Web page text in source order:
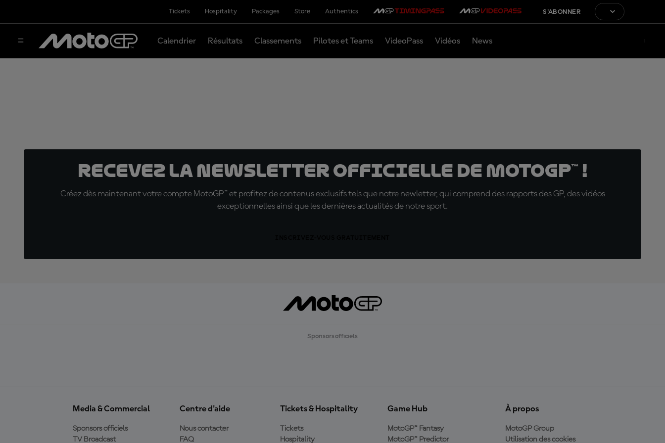
Tickets Hospitality Packages Store Authentics S'ABONNER
Calendrier Résultats Classements Pilotes et Teams VideoPass Vidéos News
Recevez la Newsletter officielle de MotoGP™ !
Créez dès maintenant votre compte MotoGP™ et profitez de contenus exclusifs tels que notre newletter, qui comprend des rapports des GP, des vidéos
exceptionnelles ainsi que les dernières actualités de notre sport.
Sponsors officiels
Media & Commercial
Sponsors officiels
TV Broadcast
Centre d'aide
Nous contacter
FAQ
Tickets & Hospitality
Tickets
Hospitality
Game Hub
MotoGP™ Fantasy
MotoGP™ Predictor
À propos
MotoGP Group
Utilisation des cookies